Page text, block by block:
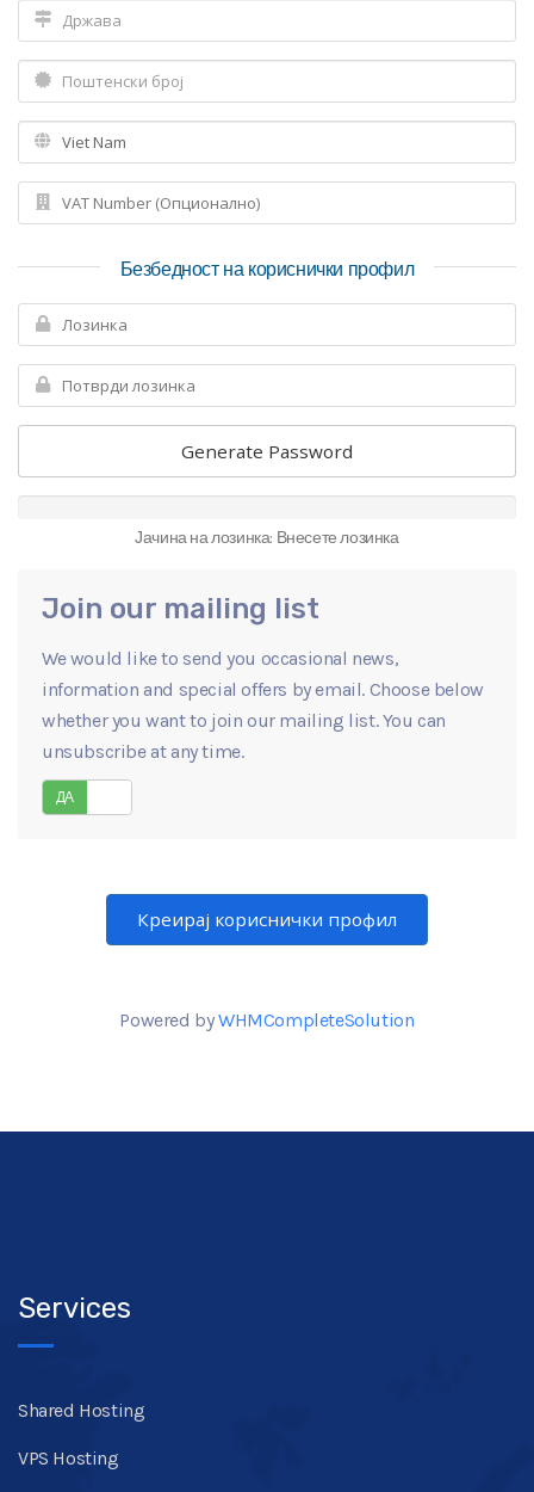
Безбедност на кориснички профил
Generate Password
Јачина на лозинка: Внесете лозинка
Join our mailing list
We would like to send you occasional news,
information and special offers by email. Choose below
whether you want to join our mailing list. You can
unsubscribe at any time.
ДА
Powered byWHMCompleteSolution
Services
Shared Hosting
VPS Hosting